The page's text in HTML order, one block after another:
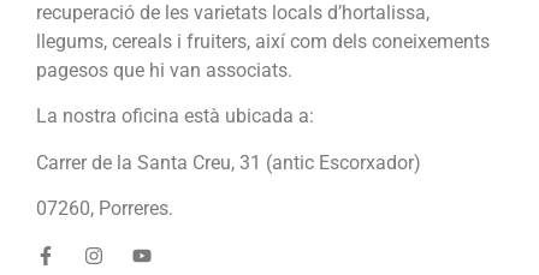
recuperació de les varietats locals d’hortalissa,
llegums, cereals i fruiters, així com dels coneixements
pagesos que hi van associats.
La nostra oficina està ubicada a:
Carrer de la Santa Creu, 31 (antic Escorxador)
07260, Porreres.